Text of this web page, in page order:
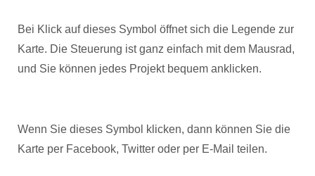
Bei Klick auf dieses Symbol öffnet sich die Legende zur
Karte. Die Steuerung ist ganz einfach mit dem Mausrad,
und Sie können jedes Projekt bequem anklicken.
Wenn Sie dieses Symbol klicken, dann können Sie die
Karte per Facebook, Twitter oder per E-Mail teilen.